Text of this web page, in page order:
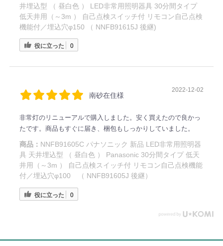
井埋込型 （ 昼白色 ） LED非常用照明器具 30分間タイプ
低天井用（～3m ） 自己点検スイッチ付 リモコン自己点検
機能付／埋込穴φ150 （ NNFB91615J 後継)
役に立った 0
南砂在住様
2022-12-02
非常灯のリニューアルで購入しました。安く買えたので良かっ
たです。商品もすぐに届き、梱包もしっかりしていました。
商品： NNFB91605C パナソニック 新品 LED非常用照明器
具 天井埋込型 （ 昼白色 ） Panasonic 30分間タイプ 低天
井用（～3m ） 自己点検スイッチ付 リモコン自己点検機能
付／埋込穴φ100 （ NNFB91605J 後継）
役に立った 0